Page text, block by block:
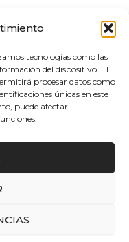
tecnologías como las
del dispositivo. El
procesar datos como
únicas en este
puede afectar
Pepita Home |